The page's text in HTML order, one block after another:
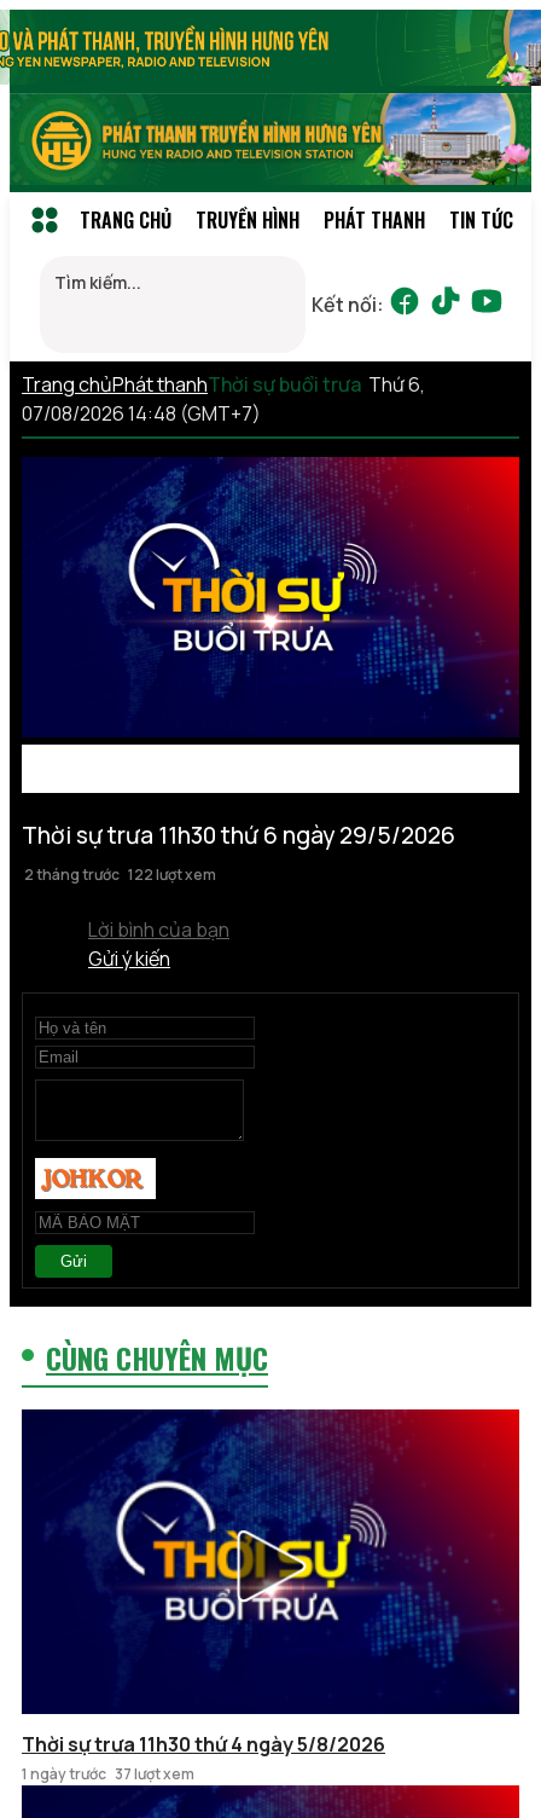
TRANG CHỦ TRUYỀN HÌNH PHÁT THANH TIN TỨC
Kết nối:
Trang chủPhát thanhThời sự buổi trưa Thứ 6,
07/08/2026 14:48 (GMT+7)
Thời sự trưa 11h30 thứ 6 ngày 29/5/2026
2 tháng trước 122 lượt xem
Lời bình của bạn
Gửi ý kiến
Gửi
CÙNG CHUYÊN MỤC
Thời sự trưa 11h30 thứ 4 ngày 5/8/2026
1 ngày trước 37 lượt xem